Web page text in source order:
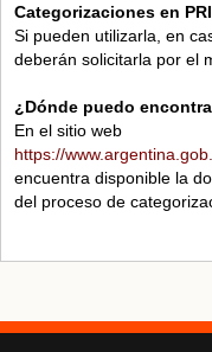
Categorizaciones en
Si pueden utilizarla, en
deberán solicitarla por el
¿Dónde puedo
En el sitio web
https://
encuentra disponible la
del proceso de